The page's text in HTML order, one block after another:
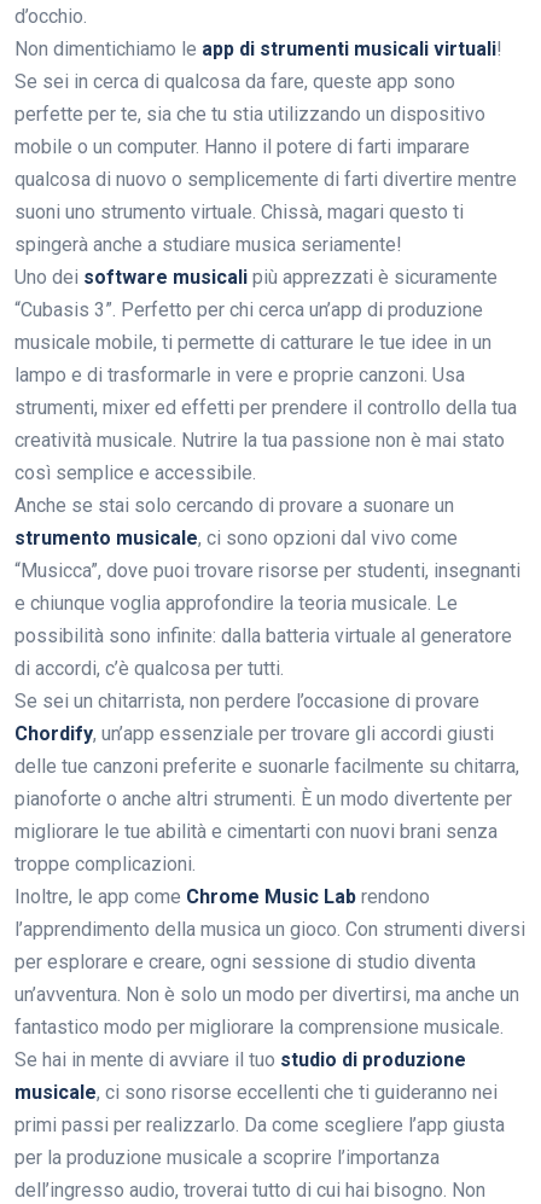
d’occhio.
Non dimentichiamo le app di strumenti musicali virtuali!
Se sei in cerca di qualcosa da fare, queste app sono
perfette per te, sia che tu stia utilizzando un dispositivo
mobile o un computer. Hanno il potere di farti imparare
qualcosa di nuovo o semplicemente di farti divertire mentre
suoni uno strumento virtuale. Chissà, magari questo ti
spingerà anche a studiare musica seriamente!
Uno dei software musicali più apprezzati è sicuramente
“Cubasis 3”. Perfetto per chi cerca un’app di produzione
musicale mobile, ti permette di catturare le tue idee in un
lampo e di trasformarle in vere e proprie canzoni. Usa
strumenti, mixer ed effetti per prendere il controllo della tua
creatività musicale. Nutrire la tua passione non è mai stato
così semplice e accessibile.
Anche se stai solo cercando di provare a suonare un
strumento musicale, ci sono opzioni dal vivo come
“Musicca”, dove puoi trovare risorse per studenti, insegnanti
e chiunque voglia approfondire la teoria musicale. Le
possibilità sono infinite: dalla batteria virtuale al generatore
di accordi, c’è qualcosa per tutti.
Se sei un chitarrista, non perdere l’occasione di provare
Chordify, un’app essenziale per trovare gli accordi giusti
delle tue canzoni preferite e suonarle facilmente su chitarra,
pianoforte o anche altri strumenti. È un modo divertente per
migliorare le tue abilità e cimentarti con nuovi brani senza
troppe complicazioni.
Inoltre, le app come Chrome Music Lab rendono
l’apprendimento della musica un gioco. Con strumenti diversi
per esplorare e creare, ogni sessione di studio diventa
un’avventura. Non è solo un modo per divertirsi, ma anche un
fantastico modo per migliorare la comprensione musicale.
Se hai in mente di avviare il tuo studio di produzione
musicale, ci sono risorse eccellenti che ti guideranno nei
primi passi per realizzarlo. Da come scegliere l’app giusta
per la produzione musicale a scoprire l’importanza
dell’ingresso audio, troverai tutto di cui hai bisogno. Non